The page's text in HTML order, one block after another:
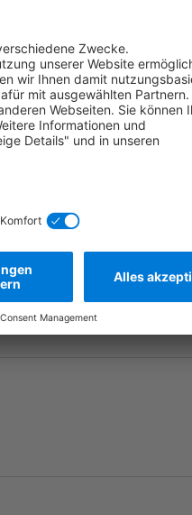
Die
Frage stellen
Zum Merkzettel hinzufügen